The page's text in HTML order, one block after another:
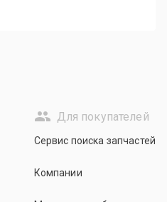
Для покупателей
Сервис поиска запчастей
Компании